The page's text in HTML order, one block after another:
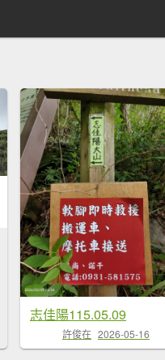
志佳陽115.05.09
許俊在 2026-05-16